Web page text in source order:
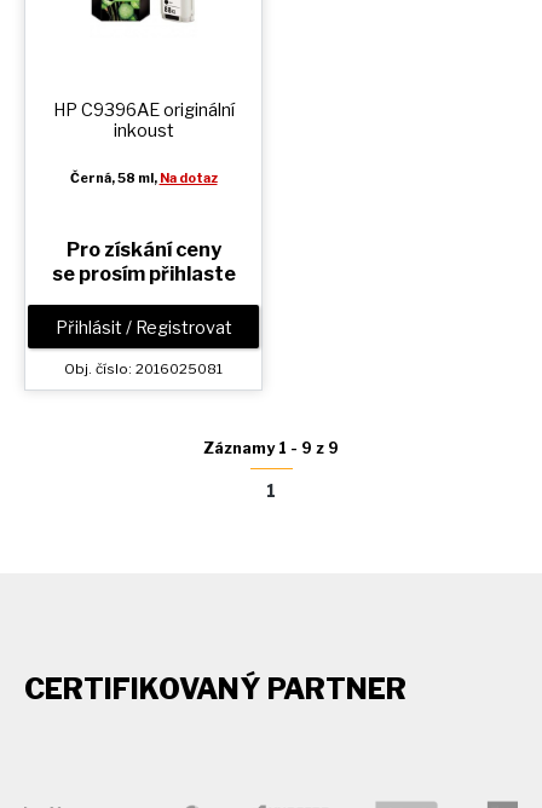
HP C9396AE originální
inkoust
Černá, 58 ml, Na dotaz
Pro získání ceny
se prosím přihlaste
Přihlásit / Registrovat
Obj. číslo: 2016025081
Záznamy 1 - 9 z 9
1
CERTIFIKOVANÝ PARTNER